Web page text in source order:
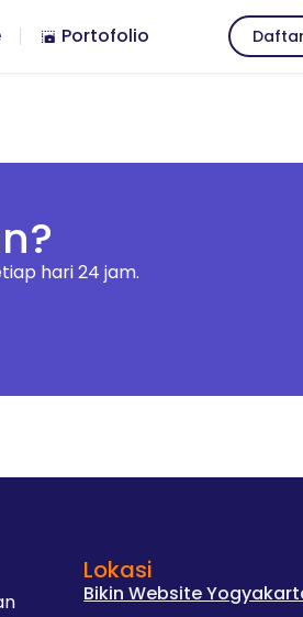
Portofolio Daftar
hari 24 jam.
Lokasi
Bikin Website